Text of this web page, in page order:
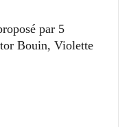
par 5
Bouin, Violette